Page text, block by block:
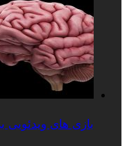
بازی های